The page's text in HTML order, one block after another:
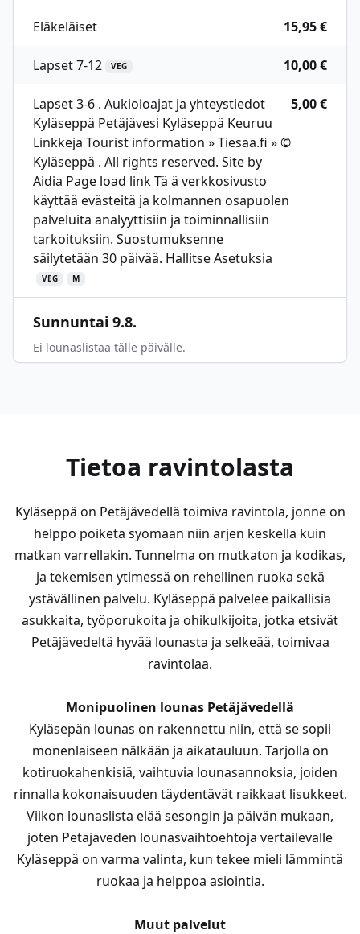
Eläkeläiset 15,95 €
Lapset 7-12 VEG 10,00 €
Lapset 3-6 . Aukioloajat ja yhteystiedot
Kyläseppä Petäjävesi Kyläseppä Keuruu
Linkkejä Tourist information » Tiesää.fi » ©
Kyläseppä . All rights reserved. Site by
Aidia Page load link Tä ä verkkosivusto
käyttää evästeitä ja kolmannen osapuolen
palveluita analyyttisiin ja toiminnallisiin
tarkoituksiin. Suostumuksenne
säilytetään 30 päivää. Hallitse Asetuksia
VEG M
5,00 €
Sunnuntai 9.8.
Ei lounaslistaa tälle päivälle.
Tietoa ravintolasta
Kyläseppä on Petäjävedellä toimiva ravintola, jonne on
helppo poiketa syömään niin arjen keskellä kuin
matkan varrellakin. Tunnelma on mutkaton ja kodikas,
ja tekemisen ytimessä on rehellinen ruoka sekä
ystävällinen palvelu. Kyläseppä palvelee paikallisia
asukkaita, työporukoita ja ohikulkijoita, jotka etsivät
Petäjävedeltä hyvää lounasta ja selkeää, toimivaa
ravintolaa.
Monipuolinen lounas Petäjävedellä
Kyläsepän lounas on rakennettu niin, että se sopii
monenlaiseen nälkään ja aikatauluun. Tarjolla on
kotiruokahenkisiä, vaihtuvia lounasannoksia, joiden
rinnalla kokonaisuuden täydentävät raikkaat lisukkeet.
Viikon lounaslista elää sesongin ja päivän mukaan,
joten Petäjäveden lounasvaihtoehtoja vertailevalle
Kyläseppä on varma valinta, kun tekee mieli lämmintä
ruokaa ja helppoa asiointia.
Muut palvelut